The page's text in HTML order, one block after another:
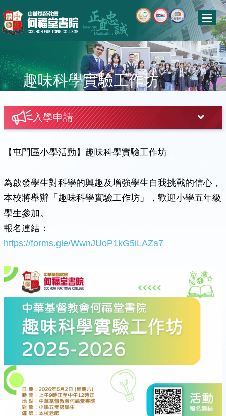
趣味科學實驗工作坊
入學申請
【屯門區小學活動】趣味科學實驗工作坊
為啟發學生對科學的興趣及增強學生自我挑戰的信心，
本校將舉辦「趣味科學實驗工作坊」，歡迎小學五年級
學生參加。
報名連結：
https://forms.gle/WwnJUoP1kG5iLAZa7